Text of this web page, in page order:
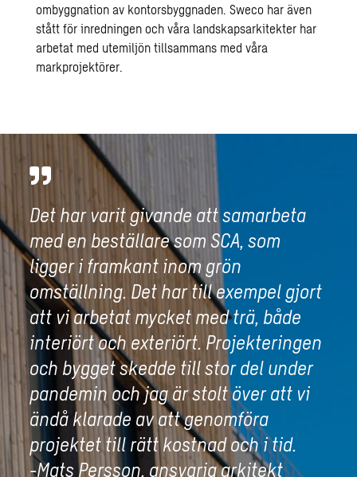
ombyggnation av kontorsbyggnaden. Sweco har även
stått för inredningen och våra landskapsarkitekter har
arbetat med utemiljön tillsammans med våra
markprojektörer.
Det har varit givande att samarbeta
med en beställare som SCA, som
ligger i framkant inom grön
omställning. Det har till exempel gjort
att vi arbetat mycket med trä, både
interiört och exteriört. Projekteringen
och bygget skedde till stor del under
pandemin och jag är stolt över att vi
ändå klarade av att genomföra
projektet till rätt kostnad och i tid.
-Mats Persson, ansvarig arkitekt